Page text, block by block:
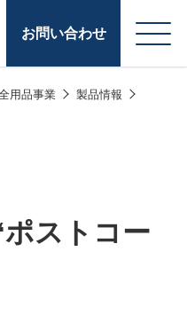
お問い合わせ
LPG販売
用品事業
製品情報
ストコー